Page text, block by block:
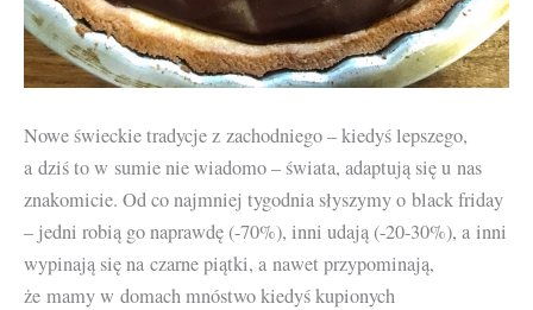
Nowe świeckie tradycje z zachodniego – kiedyś lepszego,
a dziś to w sumie nie wiadomo – świata, adaptują się u nas
znakomicie. Od co najmniej tygodnia słyszymy o black friday
– jedni robią go naprawdę (-70%), inni udają (-20-30%), a inni
wypinają się na czarne piątki, a nawet przypominają,
że mamy w domach mnóstwo kiedyś kupionych